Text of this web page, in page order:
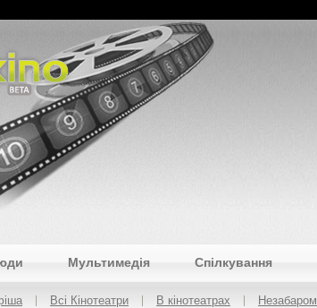
Мультимедія Спілкування
Всі Кінотеатри В кінотеатрах Незабаром